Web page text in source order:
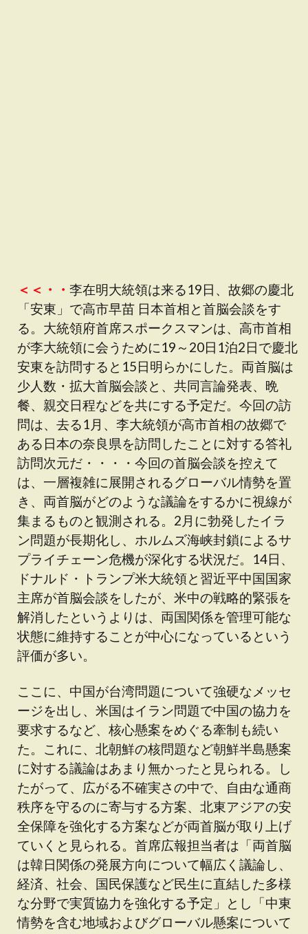
＜＜・・ 李在明大統領は来る19日、故郷の慶北
「安東」で高市早苗 日本首相と首脳会談をす
る。大統領府首席スポークスマンは、高市首相
が李大統領に会うために19～20日1泊2日で慶北
安東を訪問すると15日明らかにした。両首脳は
少人数・拡大首脳会談と、共同言論発表、晩
餐、親交日程などを共にする予定だ。今回の訪
問は、去る1月、李大統領が高市首相の故郷で
ある日本の奈良県を訪問したことに対する答礼
訪問次元だ・・・・今回の首脳会談を控えて
は、一層複雑に展開されるグローバル情勢を置
き、両首脳がどのような議論をするかに視線が
集まるものと観測される。2月に勃発したイラ
ン問題が長期化し、ホルムズ海峡封鎖によるサ
プライチェーン危機が深化する状況だ。14日、
ドナルド・トランプ米大統領と習近平中国国家
主席が首脳会談をしたが、米中の戦略的緊張を
解消したというよりは、両国関係を管理可能な
状態に維持することが中心になっているという
評価が多い。
ここに、中国が台湾問題について強硬なメッセ
ージを出し、米国はイラン問題で中国の協力を
要求するなど、核心懸案をめぐる牽制も続い
た。これに、北朝鮮の核問題など朝鮮半島懸案
に対する議論はあまり無かったと見られる。し
たがって、広がる不確実さの中で、自由な通商
秩序を守るのに寄与する方案、北東アジアの安
全保障を強化する方案などが両首脳が取り上げ
ていくと見られる。首席広報担当者は「両首脳
は韓日関係の発展方向について幅広く議論し、
経済、社会、国民保護など民生に直結した多様
な分野で実質協力を強化する予定」とし「中東
情勢を含む地域およびグローバル懸案について